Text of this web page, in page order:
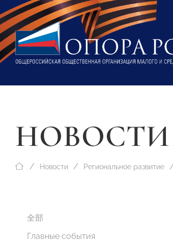
НОВОСТИ
Новости Региональное развитие
全部
Главные события